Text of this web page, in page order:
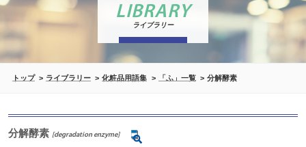
LIBRARY
ライブラリー
トップ ライブラリー 化粧品用語集 「ふ」一覧 分解酵素
分解酵素 [degradation enzyme]